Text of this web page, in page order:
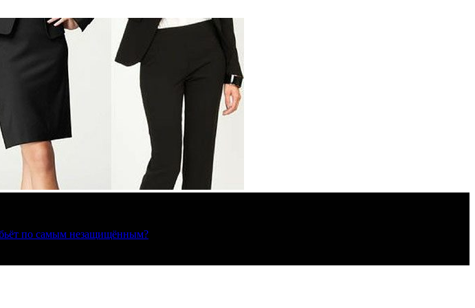
по самым незащищённым?